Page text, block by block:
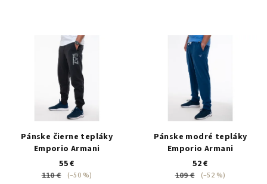
Pánske čierne tepláky
Emporio Armani
55 €
110 €
(–50 %)
Pánske modré tepláky
Emporio Armani
52 €
109 €
(–52 %)